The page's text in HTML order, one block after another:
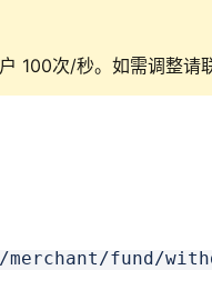
100次/秒。如需调整请
merchant/fund/